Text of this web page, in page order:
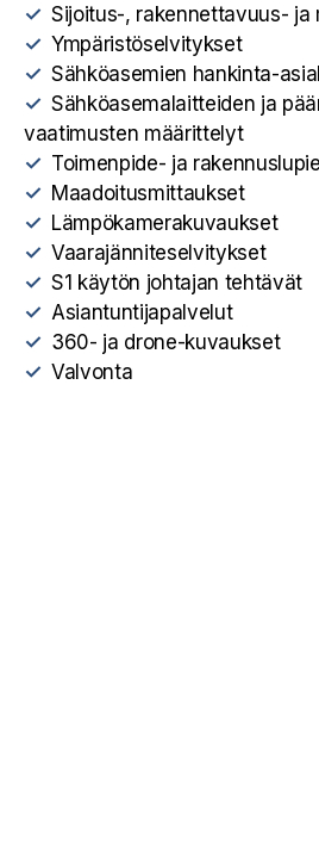
Sijoitus-, rakennettavuus- ja
Ympäristöselvitykset
Sähköasemien hankinta-
Sähköasemalaitteiden ja
vaatimusten määrittelyt
Toimenpide- ja
Maadoitusmittaukset
Lämpökamerakuvaukset
Vaarajänniteselvitykset
S1 käytön johtajan tehtävät
Asiantuntijapalvelut
360- ja drone-kuvaukset
Valvonta